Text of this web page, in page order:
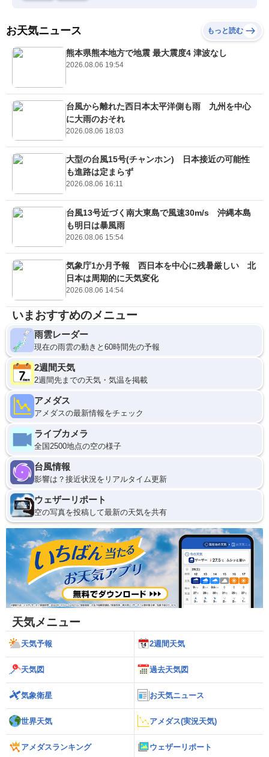
お天気ニュース もっと読む
熊本県熊本地方で地震 最大震度4 津波なし
2026.08.06 19:54
台風から離れた西日本太平洋側も雨 九州を中心
に大雨のおそれ
2026.08.06 18:03
大型の台風15号(チャンホン) 日本接近の可能性
も進路は定まらず
2026.08.06 16:11
台風13号近づく南大東島で風速30m/s 沖縄本島
も明日は暴風雨
2026.08.06 15:54
気象庁1か月予報 西日本を中心に残暑厳しい 北
日本は周期的に天気変化
2026.08.06 14:54
いまおすすめのメニュー
雨雲レーダー
現在の雨雲の動きと60時間先の予報
2週間天気
2週間先までの天気・気温を掲載
アメダス
アメダスの最新情報をチェック
ライブカメラ
全国2500地点の空の様子
台風情報
影響は？接近状況をリアルタイム更新
ウェザーリポート
空の写真を投稿して最新の天気を共有
天気メニュー
天気予報 2週間天気
天気図 過去天気図
気象衛星 お天気ニュース
世界天気 アメダス(実況天気)
アメダスランキング ウェザーリポート